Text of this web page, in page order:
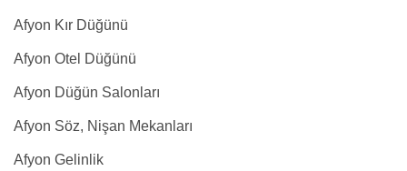
Afyon Kır Düğünü
Afyon Otel Düğünü
Afyon Düğün Salonları
Afyon Söz, Nişan Mekanları
Afyon Gelinlik